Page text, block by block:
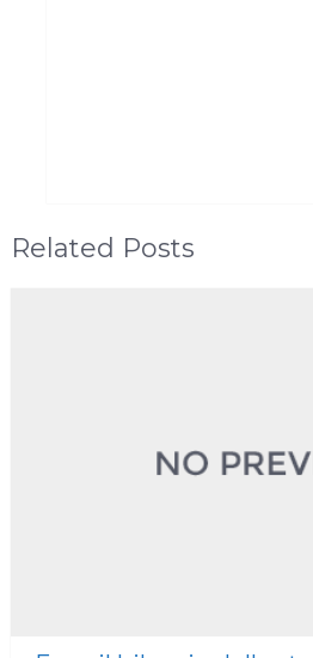
Related Posts